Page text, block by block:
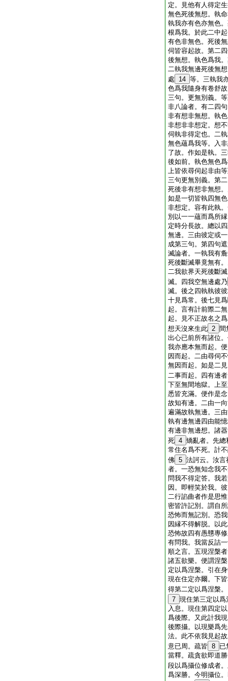
定。見他有人得定
無色死後無想。執
執我亦有色亦無色
根爲我。於此二中
有色非無色。死後
伺皆容起故。第二
後無想。執色爲我
二執我無邊死後無
處
14 等。三執我
色爲我隨身有卷舒
三句。更無別義。
非八論者。有二四
非有想非無想。執
非想非非想定。想
伺執非得定也。二
無色蘊爲我等。入
了故。作如是執。
後如前。執色無色
上皆依尋伺起非由
三句更無別義。第
死後非有想非無想
如是一切皆執四無
非想定。容有此執
別以一一蘊而爲所
定時分長故。總以
無邊。三由彼定或
成第三句。第四句
滅論者。一執我有
死後斷滅畢竟無有
二我欲界天死後斷
滅。四我空無邊處乃
滅。後之四執執彼
十見爲常。後七見
起。言有計前際二
起。見不正故名之
想天沒來生此 2 間
出心已前所有諸位
我亦應本無而起。
因而起。二由尋伺
無因而起。如是二
二事而起。四有邊
下至無間地獄。上
悉皆充滿。便作是
故知有邊。二由一
遍滿故執無邊。三
執有邊無邊四由能
有邊非無邊想。諸
死 4 矯亂者。先總
常住名爲不死。計
佛 5 法訶云。汝言
者。一恐無知念我
問我不得定答。我
因。即輕笑於我。
二行諂曲者作是思
密皆許記別。謂自
恐怖而無記別。恐
因縁不得解脱。以
恐怖故四有愚戇專
有問我。我當反詰
順之言。五現涅槃
諸五欲樂。便謂涅
定以爲涅槃。引在
現在住定亦爾。下
得第二定以爲涅槃
7 現住第三定以
入息。現住第四定
爲後際。又此計我
後際攝。以現樂爲
法。此不依我見起
意已周。疏皆 8 已
當釋。疏貪欲即道
段以爲攝位修成者
爲深勝。今明攝位